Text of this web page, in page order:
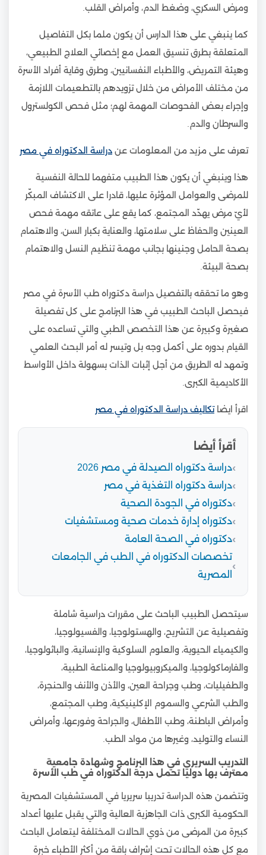
ومرض السكري، وضغط الدم، وأمراض القلب.
كما ينبغي على هذا الدارس أن يكون ملما بكل التفاصيل
المتعلقة بطرق تنسيق العمل مع إخصائي العلاج الطبيعي،
وهيئة التمريض، والأطباء النفسانيين، وطرق وقاية أفراد الأسرة
من مختلف الأمراض من خلال تزويدهم بالتطعيمات اللازمة
وإجراء بعض الفحوصات المهمة لهم؛ مثل فحص الكولسترول
والسرطان والدم.
تعرف على مزيد من المعلومات عن دراسة الدكتوراه في مصر
هذا وينبغي أن يكون هذا الطبيب متفهما للحالة النفسية
للمرضى والعوامل المؤثرة عليها، قادرا على الاكتشاف المبكّر
لأيّ مرض يهدّد المجتمع، كما يقع على عاتقه مهمة فحص
العينين والحفاظ على سلامتها، والعناية بكبار السن، والاهتمام
بصحة الحامل وجنينها بجانب مهمة تنظيم النسل والاهتمام
بصحة البيئة.
وهو ما تحققه بالتفصيل دراسة دكتوراه طب الأسرة في مصر
فيحصل الباحث الطبيب في هذا البرنامج على كل تفصيلة
صغيرة وكبيرة عن هذا التخصص الطبي والتي تساعده على
القيام بدوره على أكمل وجه بل وتيسر له أمر البحث العلمي
وتمهد له الطريق من أجل إثبات الذات بسهولة داخل الأواسط
الأكاديمية الكبرى.
اقرأ ايضاتكاليف دراسة الدكتوراه في مصر
أقرأ أيضا
دراسة دكتوراه الصيدلة في مصر 2026
دراسة دكتوراه التغذية في مصر
دكتوراه في الجودة الصحية
دكتوراه إدارة خدمات صحية ومستشفيات
دكتوراه في الصحة العامة
تخصصات الدكتوراه في الطب في الجامعات
المصرية
سيتحصل الطبيب الباحث على مقررات دراسية شاملة
وتفصيلية عن التشريح، والهستولوجيا، والفسيولوجيا،
والكيمياء الحيوية، والعلوم السلوكية والإنسانية، والباثولوجيا،
والفارماكولوجيا، والميكروبيولوجيا والمناعة الطبية،
والطفيليات، وطب وجراحة العين، والأذن والأنف والحنجرة،
والطب الشرعي والسموم الإكلينيكية، وطب المجتمع،
وأمراض الباطنة، وطب الأطفال، والجراحة وفورعها، وأمراض
النساء والتوليد، وغيرها من مواد الطب.
التدريب السريري في هذا البرنامج وشهادة جامعية
معترف بها دوليا تحمل درجة الدكتوراه في طب الأسرة
وتتضمن هذه الدراسة تدريبا سريريا في المستشفيات المصرية
الحكومية الكبرى ذات الجاهزية العالية والتي يقبل عليها أعداد
كبيرة من المرضى من ذوي الحالات المختلفة ليتعامل الباحث
مع كل هذه الحالات تحت إشراف باقة من أكثر الأطباء خبرة